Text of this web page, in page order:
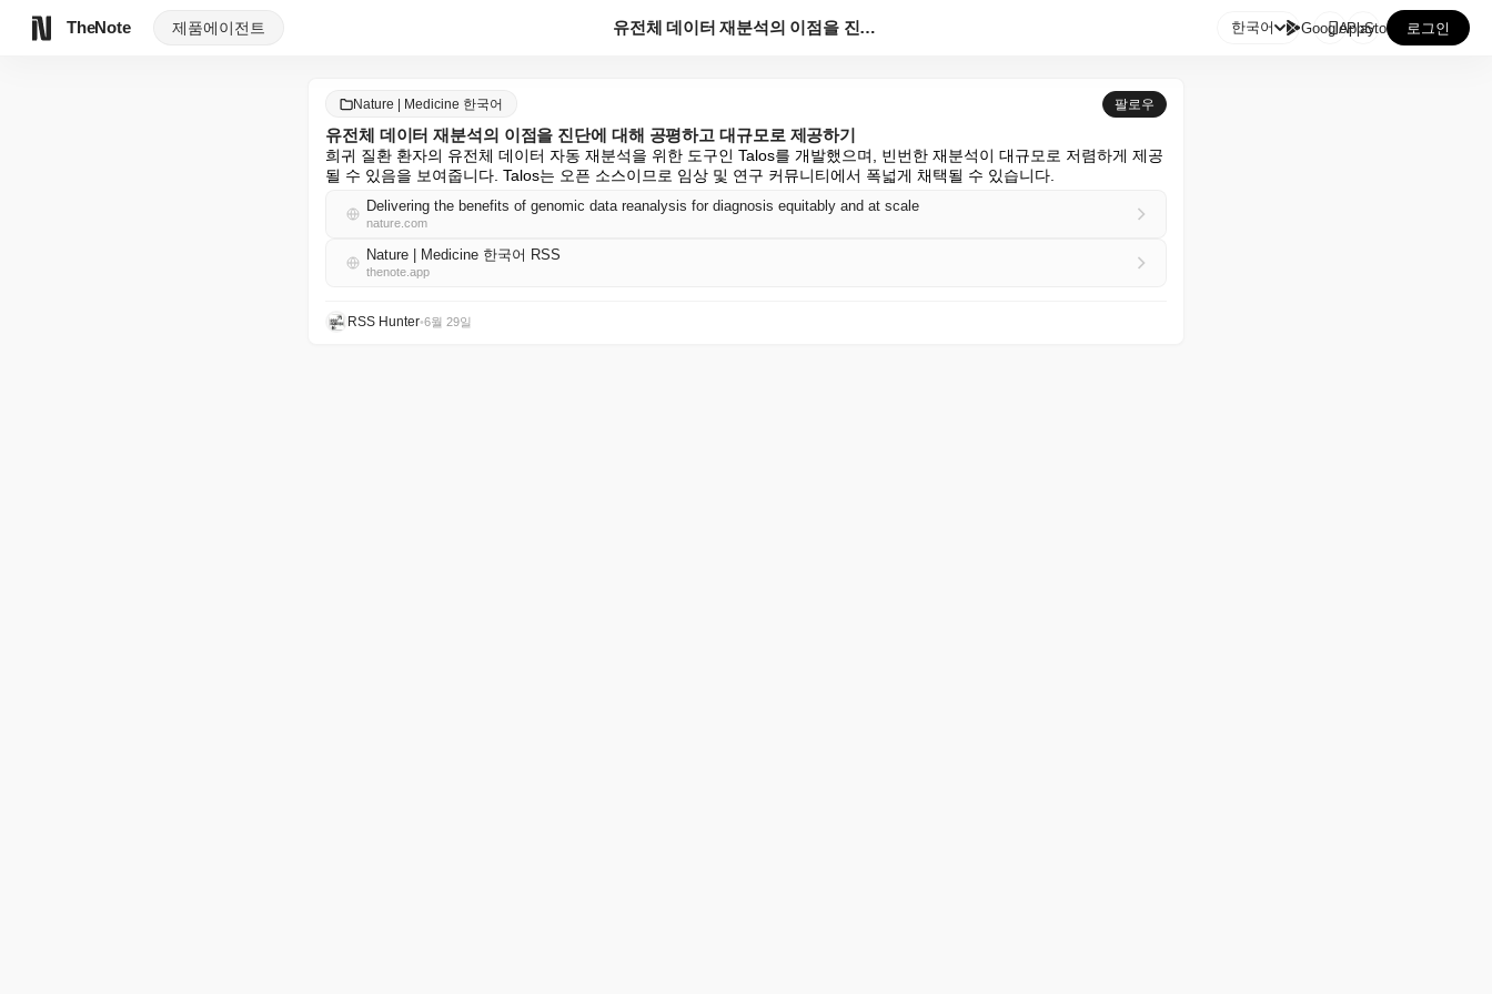
TheNote 제품에이전트 유전체 데이터 재분석의 이점을 진단에 대해 공평하고 대... 한국어 GooglePlay
AppStore 로그인
Nature | Medicine 한국어 팔로우
유전체 데이터 재분석의 이점을 진단에 대해 공평하고 대규모로 제공하기
희귀 질환 환자의 유전체 데이터 자동 재분석을 위한 도구인 Talos를 개발했으며, 빈번한 재분석이 대규모로 저렴하게 제공
될 수 있음을 보여줍니다. Talos는 오픈 소스이므로 임상 및 연구 커뮤니티에서 폭넓게 채택될 수 있습니다.
Delivering the benefits of genomic data reanalysis for diagnosis equitably and at scale
nature.com
Nature | Medicine 한국어 RSS
thenote.app
RSS Hunter•6월 29일